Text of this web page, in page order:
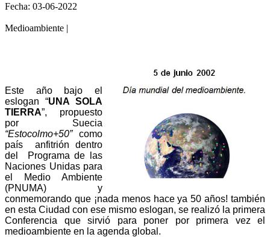
Fecha: 03-06-2022
Medioambiente |
Este año bajo el
eslogan “UNA SOLA
TIERRA”, propuesto
por Suecia
“Estocolmo+50”como
país
anfitrión dentro
del
Programa de las
Naciones Unidas para
el Medio Ambiente
(PNUMA) y
conmemorando que ¡nada menos hace ya 50 años! también
en esta Ciudad con ese mismo eslogan, se realizó la primera
Conferencia que sirvió para poner por primera vez el
medioambiente en la agenda global.